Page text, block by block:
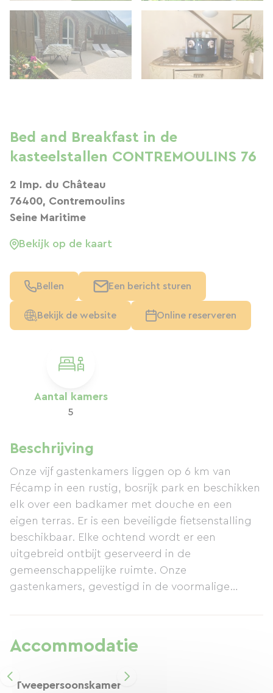
Aantal kamers
5
Beschrijving
Onze vijf gastenkamers liggen op 6 km van
Fécamp in een rustig, bosrijk park en beschikken
elk over een badkamer met douche en een
eigen terras. Er is een beveiligde fietsenstalling
beschikbaar. Elke ochtend wordt er een
uitgebreid ontbijt geserveerd in de
gemeenschappelijke ruimte. Onze
gastenkamers, gevestigd in de voormalige
verkennen via het fietspad.
Accommodatie
Tweepersoonskamer
Bed and Breakfast in de
kasteelstallen CONTREMOULINS 76
2 Imp. du Château
76400, Contremoulins
Seine Maritime
Bekijk op de kaart
Bellen Een bericht sturen
Bekijk de website Online reserveren